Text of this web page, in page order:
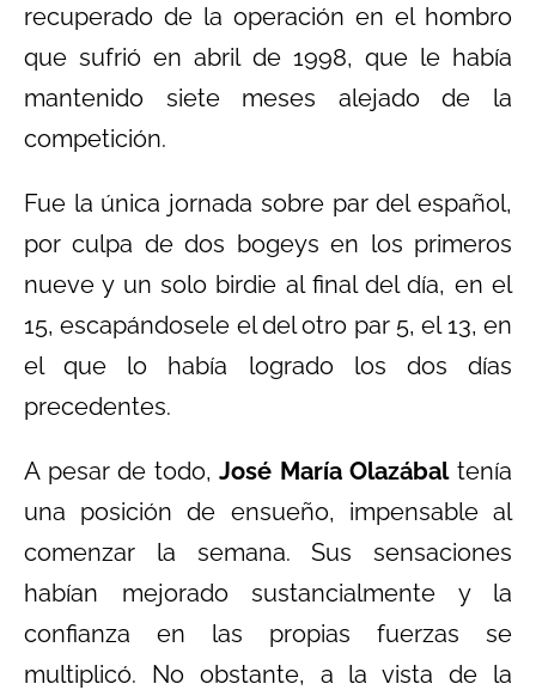
recuperado de la operación en el hombro
que sufrió en abril de 1998, que le había
mantenido siete meses alejado de la
competición.
Fue la única jornada sobre par del español,
por culpa de dos bogeys en los primeros
nueve y un solo birdie al final del día, en el
15, escapándosele el del otro par 5, el 13, en
el que lo había logrado los dos días
precedentes.
A pesar de todo,José María Olazábaltenía
una posición de ensueño, impensable al
comenzar la semana. Sus sensaciones
habían mejorado sustancialmente y la
confianza en las propias fuerzas se
multiplicó. No obstante, a la vista de la